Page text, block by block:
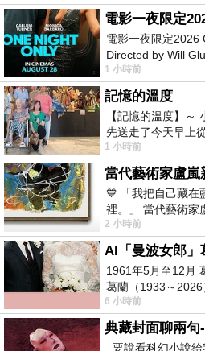
電影一夜限定2026
Directed by Will
Starring Monica
1 小時前
記憶的溫度
【記憶的溫度】～
先送走了今天早上
以為展場已經差不
1 小時前
💙 「我把自己藏在
裡。」 當代藝術家
抽象韻味的新作中
2 小時前
1961年5月至12月
葛蘭（1933～
2004）乘郵輪赴倫
6 小時前
典藏封面聊兩句-
要說看科幻小說